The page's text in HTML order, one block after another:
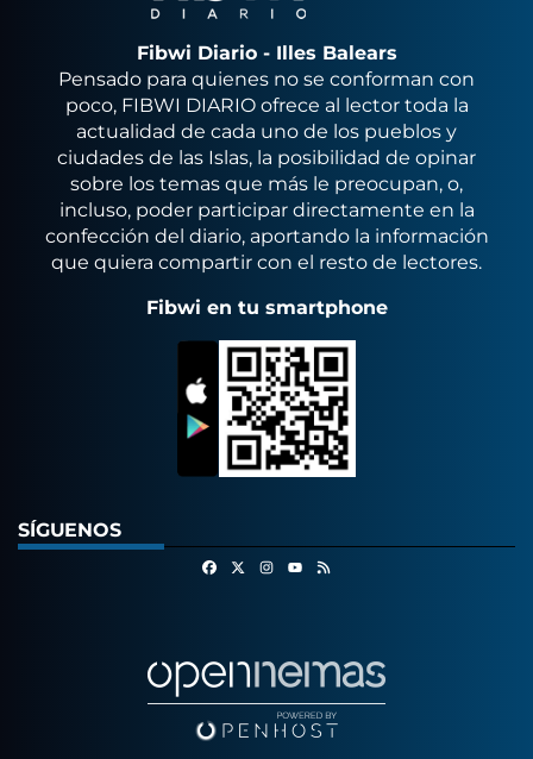
Fibwi Diario - Illes Balears
Pensado para quienes no se conforman con
poco, FIBWI DIARIO ofrece al lector toda la
actualidad de cada uno de los pueblos y
ciudades de las Islas, la posibilidad de opinar
sobre los temas que más le preocupan, o,
incluso, poder participar directamente en la
confección del diario, aportando la información
que quiera compartir con el resto de lectores.
Fibwi en tu smartphone
SÍGUENOS
FacebookInstagram